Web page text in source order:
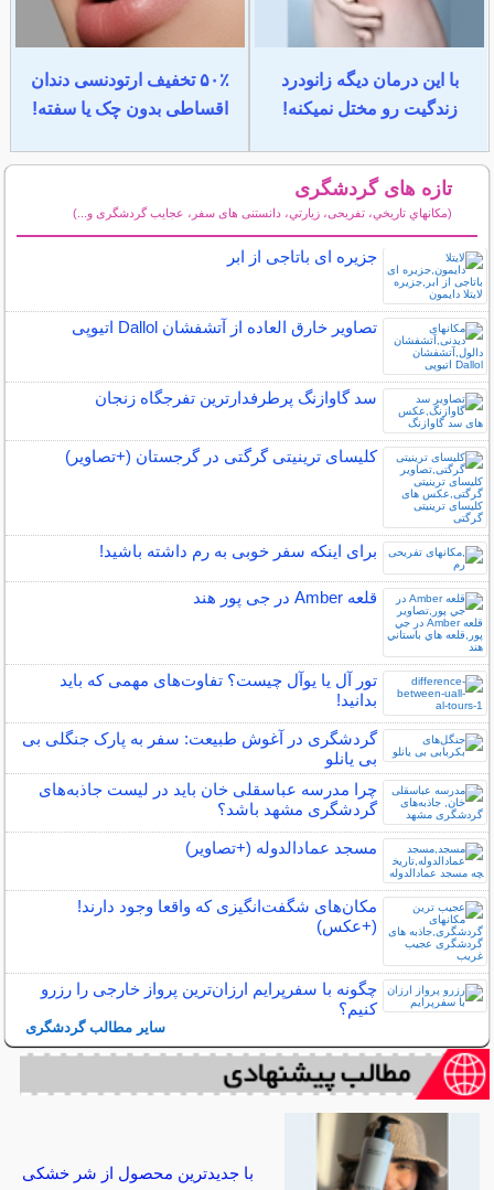
با این درمان دیگه زانودرد
زندگیت رو مختل نمیکنه!
۵۰٪ تخفیف ارتودنسی دندان
اقساطی بدون چک یا سفته!
تازه های گردشگری
(مكانهاي تاريخي، تفریحی، زيارتي، دانستنی های سفر، عجایب گردشگری و...)
جزیره ای باتاجی از ابر
تصاویر خارق العاده از آتشفشان Dallol اتیوپی
سد گاوازنگ پرطرفدارترین تفرجگاه زنجان
کلیسای ترینیتی گرگتی در گرجستان (+تصاویر)
برای اینکه سفر خوبی به رم داشته باشید!
قلعه Amber در جی پور هند
تور آل یا یوآل چیست؟ تفاوت‌های مهمی که باید
بدانید!
گردشگری در آغوش طبیعت: سفر به پارک جنگلی بی
بی یانلو
چرا مدرسه عباسقلی خان باید در لیست جاذبه‌های
گردشگری مشهد باشد؟
مسجد عمادالدوله (+تصاویر)
مکان‌های شگفت‌انگیزی که واقعا وجود دارند!
(+عکس)
چگونه با سفرپرایم ارزان‌ترین پرواز خارجی را رزرو
کنیم؟
سایر مطالب گردشگری
با جدیدترین محصول از شر خشکی